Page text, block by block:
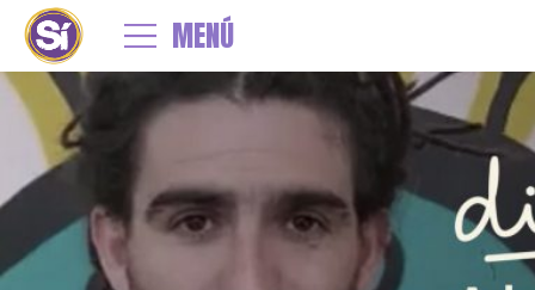
MENÚ
Digo Sí! Residencia Universitarias!
digo-si-mendoza
Byadmin | Published 6 marzo, 2020